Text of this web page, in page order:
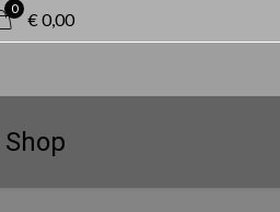
0
€ 0,00
Shop